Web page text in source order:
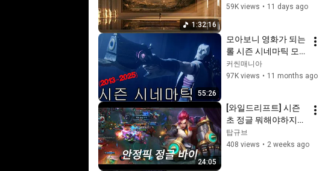
1:32:16
deep work, no lyrics,
59K views • 11 days ago
55:26
모아보니 영화가 되는
롤 시즌 시네마틱 모
음 (2013~2025)
커씬매니아
97K views • 11 months ago
24:05
[와일드리프트] 시즌
초 정글 뭐해야하지?
바이편 바이가 제일
나은 것 같은데,,,어떠
탑규브
408 views • 2 weeks ago